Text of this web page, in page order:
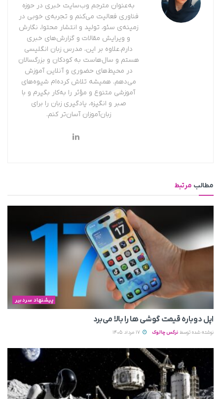
به‌عنوان مترجم وب‌سایت خبری در حوزه
فناوری فعالیت می‌کنم و تجربه‌ی خوبی در
زمینه‌ی سئو، تولید و انتشار محتوا، نگارش
و ویرایش مقالات و گزارش‌های خبری
دارم.علاوه بر این، مدرس زبان انگلیسی
هستم و سال‌هاست به کودکان و بزرگسالان
در محیط‌های حضوری و آنلاین آموزش
می‌دهم. همیشه تلاش کرده‌ام شیوه‌های
آموزشی متنوع و مؤثر را به‌کار بگیرم و با
صبر و انگیزه، یادگیری زبان را برای
زبان‌آموزان آسان‌تر کنم.
مطالب مرتبط
پیشنهاد سردبیر
اپل دوباره قیمت‌ گوشی ها را بالا می‌برد
نوشته شده توسط نرگس چالوک